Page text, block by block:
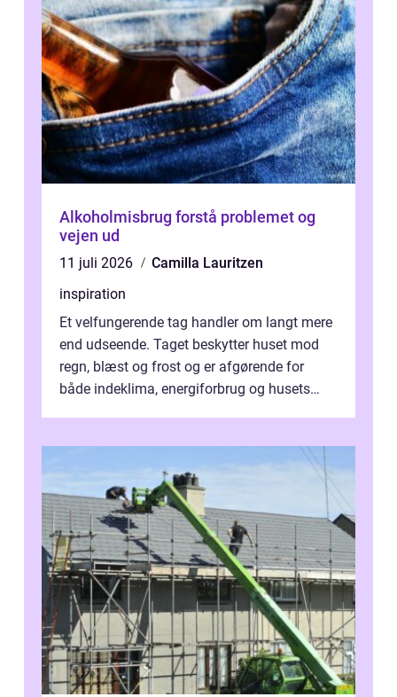
Alkoholmisbrug forstå problemet og
vejen ud
11 juli 2026
Camilla Lauritzen
inspiration
Et velfungerende tag handler om langt mere
end udseende. Taget beskytter huset mod
regn, blæst og frost og er afgørende for
både indeklima, energiforbrug og husets